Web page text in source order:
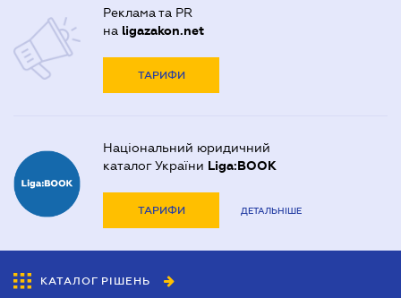
Реклама та PR
на ligazakon.net
ТАРИФИ
Національний юридичний
каталог України Liga:BOOK
ТАРИФИ ДЕТАЛЬНІШЕ
КАТАЛОГ РІШЕНЬ